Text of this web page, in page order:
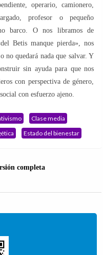
operario, camionero,
profesor o pequeño
barco. O nos libramos de
Betis manque pierda», nos
no quedará nada que salvar. Y
sin ayuda para que nos
con perspectiva de género,
con esfuerzo ajeno.
Clase media
Estado del bienestar
completa